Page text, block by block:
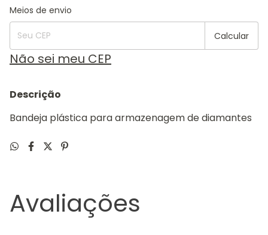
Entregas para o CEP:
Meios de envio
Calcular
Não sei meu CEP
Descrição
Bandeja plástica para armazenagem de diamantes
Avaliações